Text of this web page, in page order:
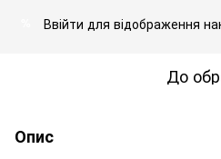
Ввійти для відображення
До
Опис